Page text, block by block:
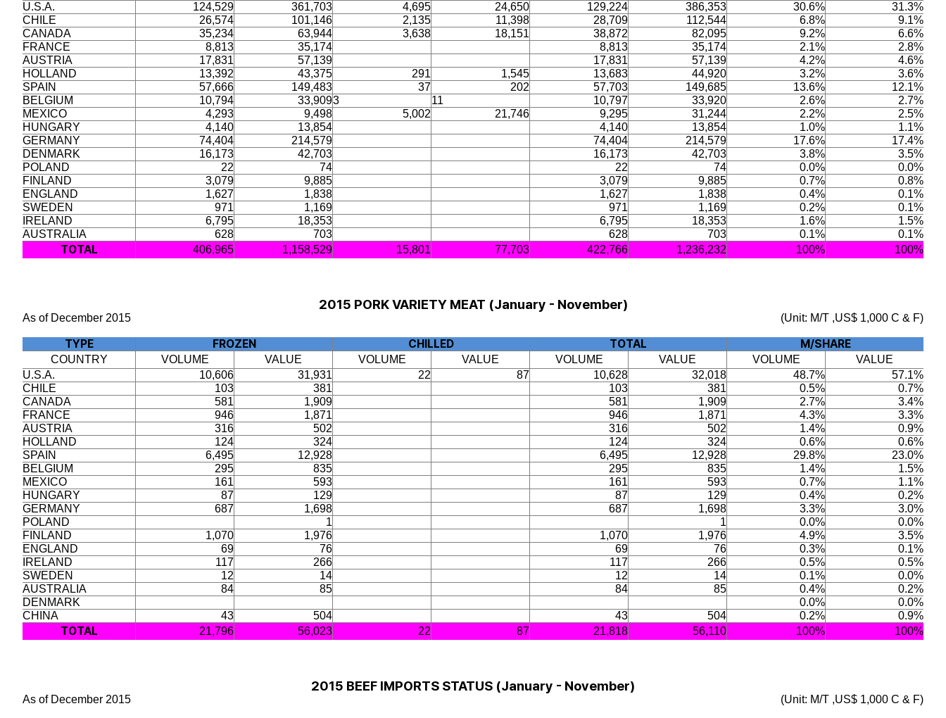
U.S.A.
124,529 361,703 4,695 24,650 129,224 386,353 30.6%
31.3%
CHILE
26,574 101,146 2,135 11,398 28,709 112,544 6.8%
9.1%
CANADA
35,234 63,944 3,638 18,151 38,872 82,095 9.2%
6.6%
FRANCE
8,813 35,174 8,813 35,174 2.1%
2.8%
AUSTRIA
17,831 57,139 17,831 57,139 4.2%
4.6%
HOLLAND
13,392 43,375 291 1,545 13,683 44,920 3.2%
3.6%
SPAIN
57,666 149,483 37 202 57,703 149,685 13.6%
12.1%
BELGIUM
10,794 33,9093 11 10,797 33,920 2.6%
2.7%
MEXICO
4,293 9,498 5,002 21,746 9,295 31,244 2.2%
2.5%
HUNGARY
4,140 13,854 4,140 13,854 1.0%
1.1%
GERMANY
74,404 214,579 74,404 214,579 17.6%
17.4%
DENMARK
16,173 42,703 16,173 42,703 3.8%
3.5%
POLAND
22 74 22 74 0.0%
0.0%
FINLAND
3,079 9,885 3,079 9,885 0.7%
0.8%
ENGLAND
1,627 1,838 1,627 1,838 0.4%
0.1%
SWEDEN
971 1,169 971 1,169 0.2%
0.1%
IRELAND
6,795 18,353 6,795 18,353 1.6%
1.5%
AUSTRALIA
628 703 628 703 0.1% 0.1%
TOTAL 406,965 1,158,529 15,801 77,703 422,766 1,236,232 100% 100%
2015 PORK VARIETY MEAT (January - November)
As of December 2015 (Unit: M/T ,US$ 1,000 C & F)
TYPE FROZEN CHILLED TOTAL M/SHARE
COUNTRY VOLUME VALUE VOLUME VALUE VOLUME VALUE VOLUME
VALUE
U.S.A.
10,606 31,931 22 87 10,628 32,018 48.7%
57.1%
CHILE
103 381 103 381 0.5%
0.7%
CANADA
581 1,909 581 1,909 2.7%
3.4%
FRANCE
946 1,871 946 1,871 4.3%
3.3%
AUSTRIA
316 502 316 502 1.4%
0.9%
HOLLAND
124 324 124 324 0.6%
0.6%
SPAIN
6,495 12,928 6,495 12,928 29.8%
23.0%
BELGIUM
295 835 295 835 1.4%
1.5%
MEXICO
161 593 161 593 0.7%
1.1%
HUNGARY
87 129 87 129 0.4%
0.2%
GERMANY
687 1,698 687 1,698 3.3%
3.0%
POLAND
1 1 0.0%
0.0%
FINLAND
1,070 1,976 1,070 1,976 4.9%
3.5%
ENGLAND
69 76 69 76 0.3%
0.1%
IRELAND
117 266 117 266 0.5%
0.5%
SWEDEN
12 14 12 14 0.1%
0.0%
AUSTRALIA
84 85 84 85 0.4%
0.2%
DENMARK
0.0%
0.0%
CHINA
43 504 43 504 0.2% 0.9%
TOTAL 21,796 56,023 22 87 21,818 56,110 100% 100%
2015 BEEF IMPORTS STATUS (January - November)
As of December 2015 (Unit: M/T ,US$ 1,000 C & F)